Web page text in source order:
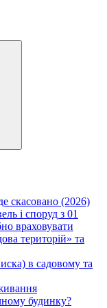
скасовано (2026)
і споруд з 01
враховувати
територій» та
в садовому та
будинку?